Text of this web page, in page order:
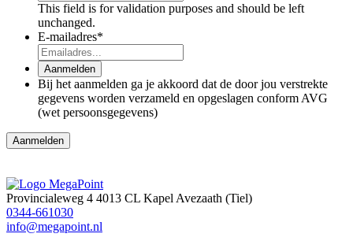
This field is for validation purposes and should be left
unchanged.
E-mailadres*
Aanmelden
Bij het aanmelden ga je akkoord dat de door jou verstrekte
gegevens worden verzameld en opgeslagen conform AVG
(wet persoonsgegevens)
Aanmelden
Provincialeweg 4 4013 CL Kapel Avezaath (Tiel)
0344-661030
info@megapoint.nl